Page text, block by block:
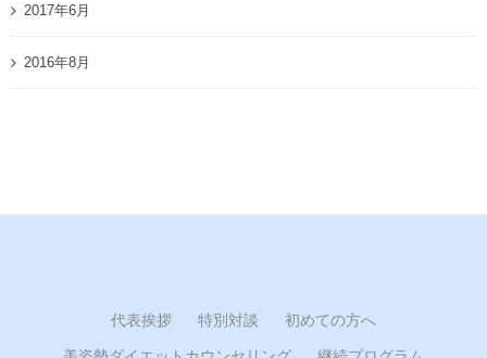
2017年6月
2016年8月
代表挨拶 特別対談 初めての方へ